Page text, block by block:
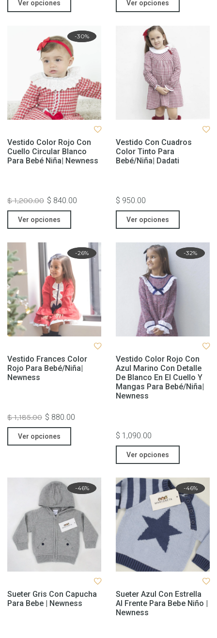
Ver opciones Ver opciones
Rebaja
-30%
Vestido Color Rojo Con
Cuello Circular Blanco
Para Bebé Niña| Newness
$ 1,200.00 $ 840.00
Ver opciones
Vestido Con Cuadros
Color Tinto Para
Bebé/niña| Dadati
$ 950.00
Ver opciones
Rebaja
-26%
Vestido Frances Color
Rojo Para Bebé/niña|
Newness
$ 1,185.00 $ 880.00
Ver opciones
Rebaja
-32%
Vestido Color Rojo Con
Azul Marino Con Detalle
De Blanco En El Cuello Y
Mangas Para Bebé/niña|
Newness
$ 1,090.00
Ver opciones
Rebaja
-46%
Sueter Gris Con Capucha
Para Bebe | Newness
Rebaja
-46%
Sueter Azul Con Estrella
Al Frente Para Bebe Niño |
Newness